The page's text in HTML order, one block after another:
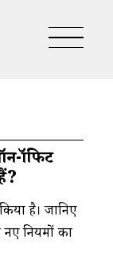
है। जानिए
नियमों का